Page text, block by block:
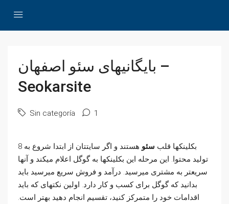
بایگانیهای سئو اصفهان –
Seokarsite
Sin categoría 1
8 بکلینکها قلب سئو هستند و اگر سایتتان از ابتدا شروع به
تولید محتوا. این مرحله این بکلینکها به گوگل اعلام میکند و آنها
سریعتر به مشتری میرسید. درآمد و فروش سریع میرسید باید
بدانید که گوگل برای کسب و کار دارد. اولین نکتهای که باید
اقدامات خود را متمرکز کنید، تقسیم انجام دهید بهتر است.